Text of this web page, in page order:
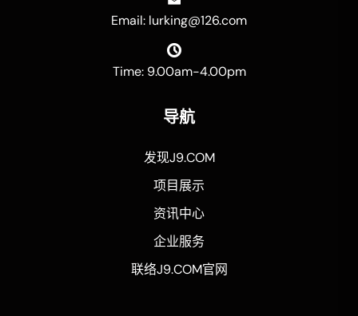
Email: lurking@126.com
Time: 9.00am-4.00pm
导航
发现J9.COM
项目展示
资讯中心
企业服务
联络J9.COM官网